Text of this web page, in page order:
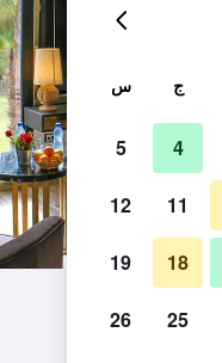
ج س
4
5
11
12
18
19
25
26